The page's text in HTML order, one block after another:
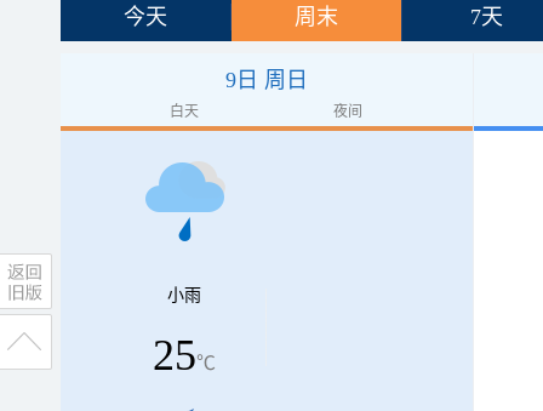
今天 周末 7天
9日 周日
白天 夜间
小雨
25℃